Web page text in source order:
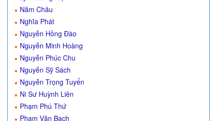
Năm Châu
Nghĩa Phát
Nguyễn Hồng Đào
Nguyễn Minh Hoàng
Nguyễn Phúc Chu
Nguyễn Sỹ Sách
Nguyễn Trọng Tuyển
Ni Sư Huỳnh Liên
Phạm Phú Thứ
Phạm Văn Bạch